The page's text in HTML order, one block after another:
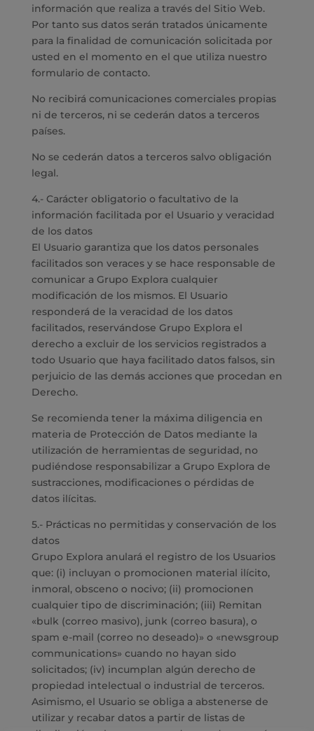
información que realiza a través del Sitio Web.
Por tanto sus datos serán tratados únicamente
para la finalidad de comunicación solicitada por
usted en el momento en el que utiliza nuestro
formulario de contacto.
No recibirá comunicaciones comerciales propias
ni de terceros, ni se cederán datos a terceros
países.
No se cederán datos a terceros salvo obligación
legal.
4.- Carácter obligatorio o facultativo de la
información facilitada por el Usuario y veracidad
de los datos
El Usuario garantiza que los datos personales
facilitados son veraces y se hace responsable de
comunicar a Grupo Explora cualquier
modificación de los mismos. El Usuario
responderá de la veracidad de los datos
facilitados, reservándose Grupo Explora el
derecho a excluir de los servicios registrados a
todo Usuario que haya facilitado datos falsos, sin
perjuicio de las demás acciones que procedan en
Derecho.
Se recomienda tener la máxima diligencia en
materia de Protección de Datos mediante la
utilización de herramientas de seguridad, no
pudiéndose responsabilizar a Grupo Explora de
sustracciones, modificaciones o pérdidas de
datos ilícitas.
5.- Prácticas no permitidas y conservación de los
datos
Grupo Explora anulará el registro de los Usuarios
que: (i) incluyan o promocionen material ilícito,
inmoral, obsceno o nocivo; (ii) promocionen
cualquier tipo de discriminación; (iii) Remitan
«bulk (correo masivo), junk (correo basura), o
spam e-mail (correo no deseado)» o «newsgroup
communications» cuando no hayan sido
solicitados; (iv) incumplan algún derecho de
propiedad intelectual o industrial de terceros.
Asimismo, el Usuario se obliga a abstenerse de
utilizar y recabar datos a partir de listas de